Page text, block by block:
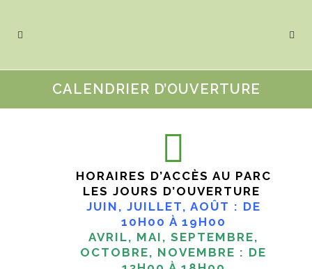
CALENDRIER D’OUVERTURE
HORAIRES D’ACCÈS AU PARC
LES JOURS D’OUVERTURE
JUIN, JUILLET, AOÛT : DE
10H00 À 19H00
AVRIL, MAI, SEPTEMBRE,
OCTOBRE, NOVEMBRE : DE